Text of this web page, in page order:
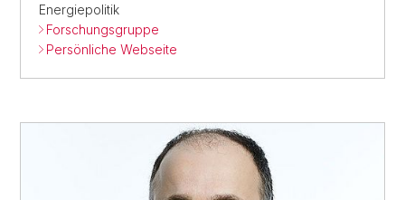
Energiepolitik
Forschungsgruppe
Persönliche Webseite